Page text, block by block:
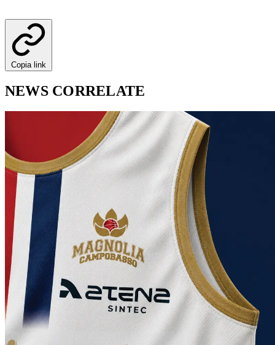
Copia link
NEWS CORRELATE